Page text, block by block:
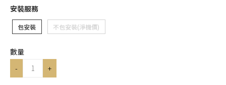
安裝服務
包安裝 不包安裝(淨機價)
數量
-
+